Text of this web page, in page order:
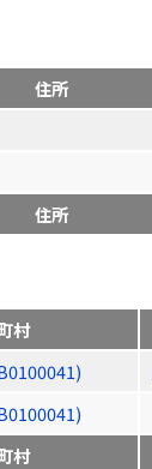
住所
住所
村
村